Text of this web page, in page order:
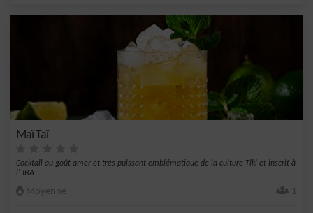
Maï Taï
Cocktail au goût amer et très puissant emblématique de la culture Tiki et inscrit à
l' IBA
Moyenne 1